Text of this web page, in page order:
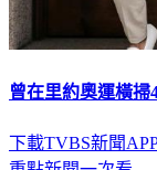
曾在里約奧運橫
下載TVBS新聞